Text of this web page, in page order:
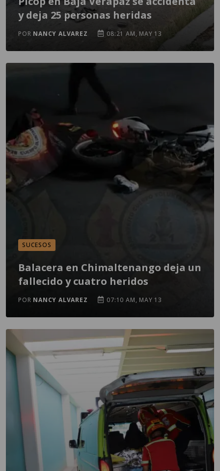
y deja 25 personas heridas
POR NANCY ALVAREZ 08:21 AM, MAY 13
SUCESOS
Balacera en Chimaltenango deja un
fallecido y cuatro heridos
POR NANCY ALVAREZ 07:10 AM, MAY 13